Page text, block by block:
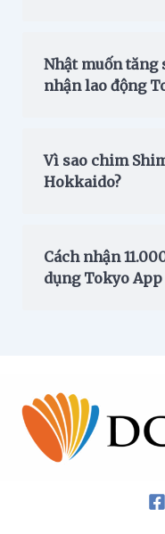
Nhật muốn tăng
nhận lao động
Vì sao chim
Hokkaido?
Cách nhận
dụng Tokyo App